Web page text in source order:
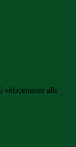
velocemente alle